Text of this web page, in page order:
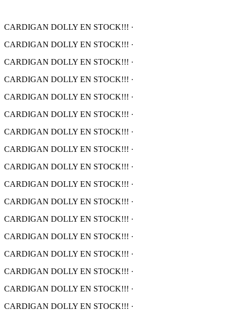
CARDIGAN DOLLY EN STOCK!!! ·
CARDIGAN DOLLY EN STOCK!!! ·
CARDIGAN DOLLY EN STOCK!!! ·
CARDIGAN DOLLY EN STOCK!!! ·
CARDIGAN DOLLY EN STOCK!!! ·
CARDIGAN DOLLY EN STOCK!!! ·
CARDIGAN DOLLY EN STOCK!!! ·
CARDIGAN DOLLY EN STOCK!!! ·
CARDIGAN DOLLY EN STOCK!!! ·
CARDIGAN DOLLY EN STOCK!!! ·
CARDIGAN DOLLY EN STOCK!!! ·
CARDIGAN DOLLY EN STOCK!!! ·
CARDIGAN DOLLY EN STOCK!!! ·
CARDIGAN DOLLY EN STOCK!!! ·
CARDIGAN DOLLY EN STOCK!!! ·
CARDIGAN DOLLY EN STOCK!!! ·
CARDIGAN DOLLY EN STOCK!!! ·